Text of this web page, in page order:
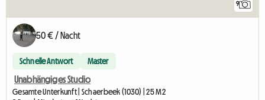
9
50 € / Nacht
Schnelle Antwort Master
Unabhängiges Studio
Gesamte Unterkunft | Schaerbeek (1030) | 25 M2